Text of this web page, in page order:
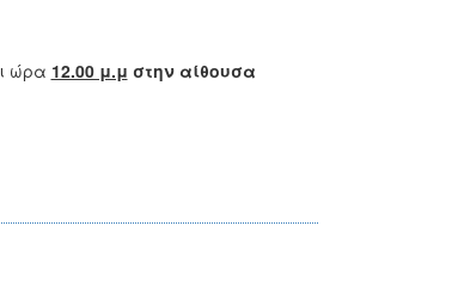
ώρα 12.00 μ.μ στην αίθουσα